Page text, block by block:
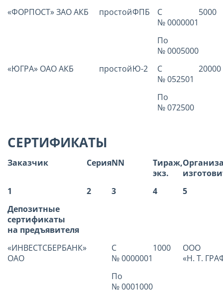
«ФОРПОСТ» ЗАО АКБ
простойФПБ
С
№ 0000001
5000
По
№ 0005000
«ЮГРА» ОАО АКБ
простойЮ-2
С
№ 052501
20000
По
№ 072500
СЕРТИФИКАТЫ
Заказчик СерияNN
Тираж,
экз.
1
2 3 4
5
Депозитные
сертификаты
на предъявителя
«ИНВЕСТСБЕРБАНК»
ОАО
С
№ 0000001
1000
ООО
«Н. Т.
По
№ 0001000